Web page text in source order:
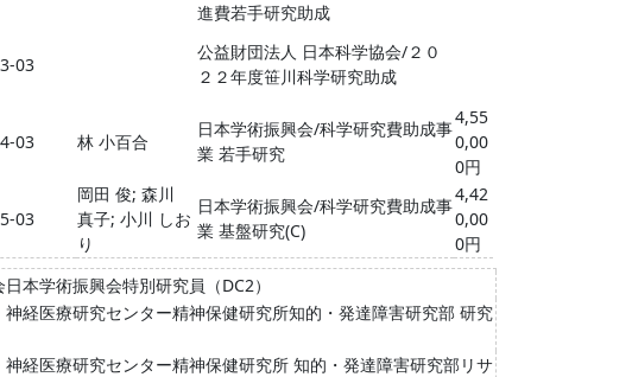
進費若手研究助成
03
公益財団法人 日本科学協会/２０
２２年度笹川科学研究助成
03 林 小百合
日本学術振興会/科学研究費助成事
業 若手研究
4,55
0,00
0円
03
岡田 俊; 森川
真子; 小川 しお
り
日本学術振興会/科学研究費助成事
業 基盤研究(C)
4,42
0,00
0円
本学術振興会特別研究員（DC2）
経医療研究センター精神保健研究所知的・発達障害研究部 研究
経医療研究センター精神保健研究所 知的・発達障害研究部リサ